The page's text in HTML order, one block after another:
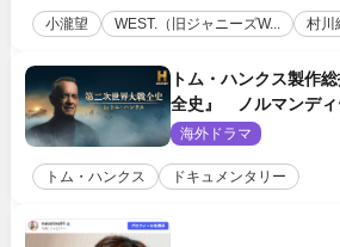
小瀧望 WEST.（旧ジャニーズW... 村川
トム・ハンクス製作
全史』 ノルマンディ
収めた特別映像解禁
海外ドラマ
トム・ハンクス ドキュメンタリー